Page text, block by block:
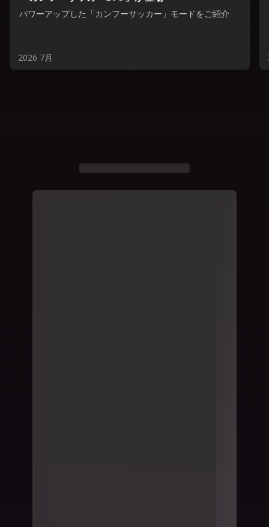
パワーアップした「カンフーサッカー」モードをご紹介
2026 7月